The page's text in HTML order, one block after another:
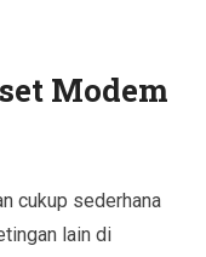
Modem
cukup sederhana
lain di